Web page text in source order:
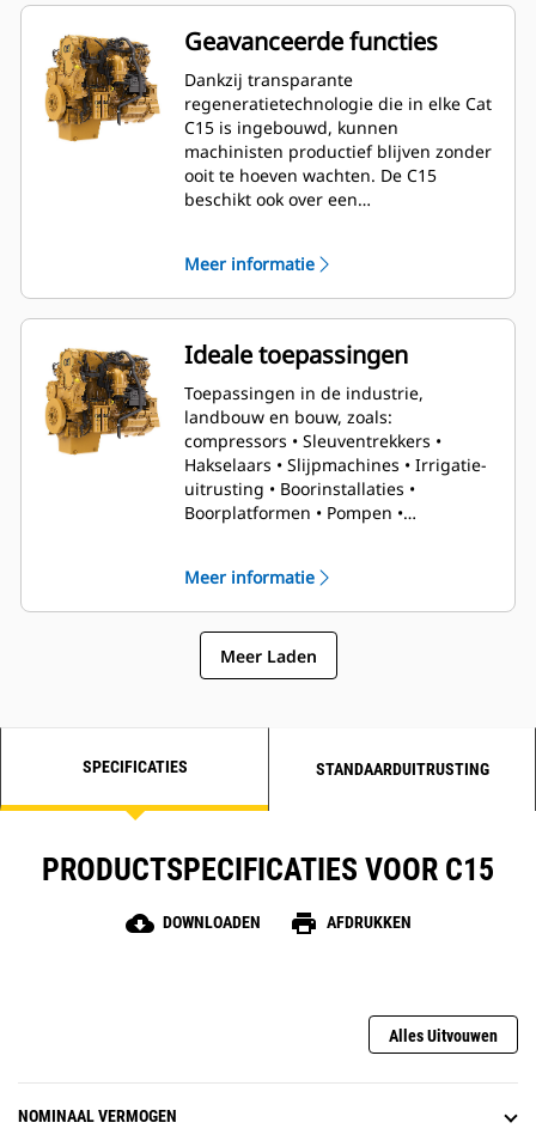
Geavanceerde functies
Dankzij transparante
regeneratietechnologie die in elke Cat
C15 is ingebouwd, kunnen
machinisten productief blijven zonder
ooit te hoeven wachten. De C15
beschikt ook over een
liter. Zo krijgen machinisten de
mogelijkheid om meer tijd op het
werkterrein te spenderen en minder
in de werkplaats.
Meer informatie
Ideale toepassingen
Toepassingen in de industrie,
landbouw en bouw, zoals:
compressors • Sleuventrekkers •
Hakselaars • Slijpmachines • Irrigatie-
uitrusting • Boorinstallaties •
Boorplatformen • Pompen •
Meer informatie
Meer Laden
SPECIFICATIES STANDAARDUITRUSTING
PRODUCTSPECIFICATIES VOOR C15
cloud_download DOWNLOADEN print AFDRUKKEN
Alles Uitvouwen
NOMINAAL VERMOGEN